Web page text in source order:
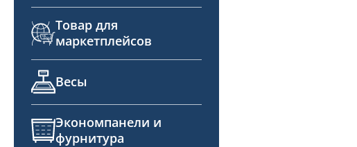
Товар для
маркетплейсов
Весы
Экономпанели и
фурнитура